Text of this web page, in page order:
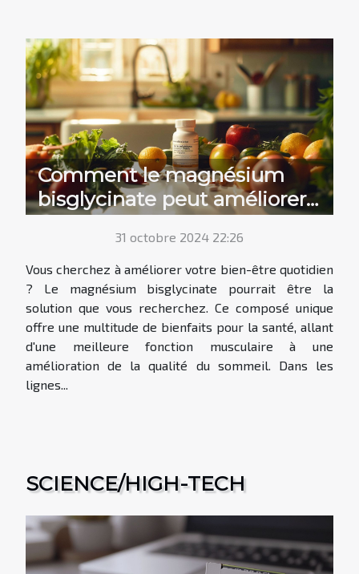
Comment le magnésium
bisglycinate peut améliorer
votre bien-être quotidien
31 octobre 2024 22:26
Vous cherchez à améliorer votre bien-être quotidien
? Le magnésium bisglycinate pourrait être la
solution que vous recherchez. Ce composé unique
offre une multitude de bienfaits pour la santé, allant
d'une meilleure fonction musculaire à une
amélioration de la qualité du sommeil. Dans les
lignes...
SCIENCE/HIGH-TECH